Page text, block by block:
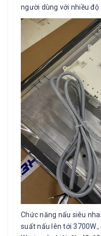
người dùng với nhiều độ
Chức năng nấu siêu
suất nấu lên tới